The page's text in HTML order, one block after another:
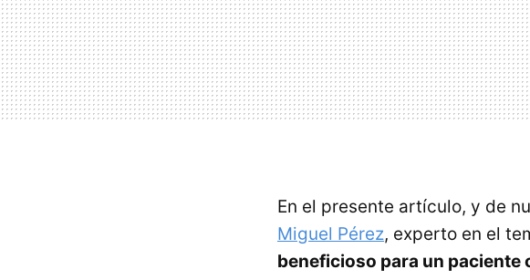
En el presente artículo, y de
Miguel Pérez, experto en el
beneficioso para un paciente